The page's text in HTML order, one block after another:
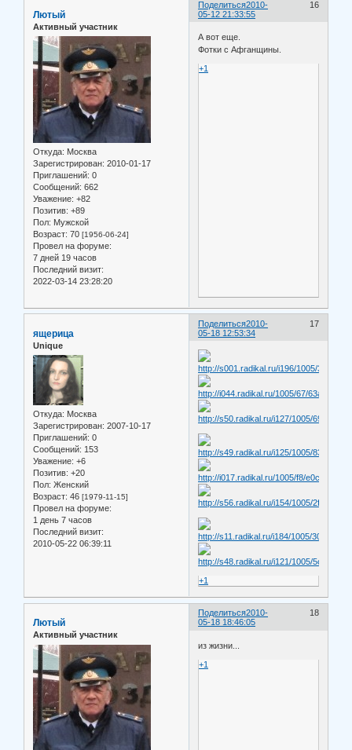
Поделиться 16
2010-
05-12 21:33:55
Лютый
Активный участник
Откуда: Москва
Зарегистрирован: 2010-01-17
Приглашений: 0
Сообщений: 662
Уважение: +82
Позитив: +89
Пол: Мужской
Возраст: 70 [1956-06-24]
Провел на форуме:
7 дней 19 часов
Последний визит:
2022-03-14 23:28:20
А вот еще.
Фотки с Афганщины.
+1
Поделиться 17
2010-
05-18 12:53:34
ящерица
Unique
Откуда: Москва
Зарегистрирован: 2007-10-17
Приглашений: 0
Сообщений: 153
Уважение: +6
Позитив: +20
Пол: Женский
Возраст: 46 [1979-11-15]
Провел на форуме:
1 день 7 часов
Последний визит:
2010-05-22 06:39:11
+1
Поделиться 18
2010-
05-18 18:46:05
Лютый
Активный участник
из жизни...
+1